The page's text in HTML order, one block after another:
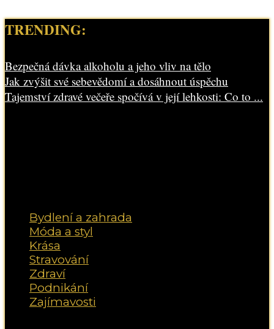
TRENDING:
Bezpečná dávka alkoholu a jeho vliv na tělo
Jak zvýšit své sebevědomí a dosáhnout úspěchu
Tajemství zdravé večeře spočívá v její lehkosti: Co to ...
Bydlení a zahrada
Móda a styl
Krása
Stravování
Zdraví
Podnikání
Zajímavosti